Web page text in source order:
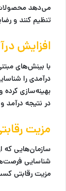
می‌دهد
تنظیم کنند و
افزایش
درآمدی را
بهینه‌سازی کرده
در نتیجه درآمد
مزیت
شناسایی
مزیت رقابتی